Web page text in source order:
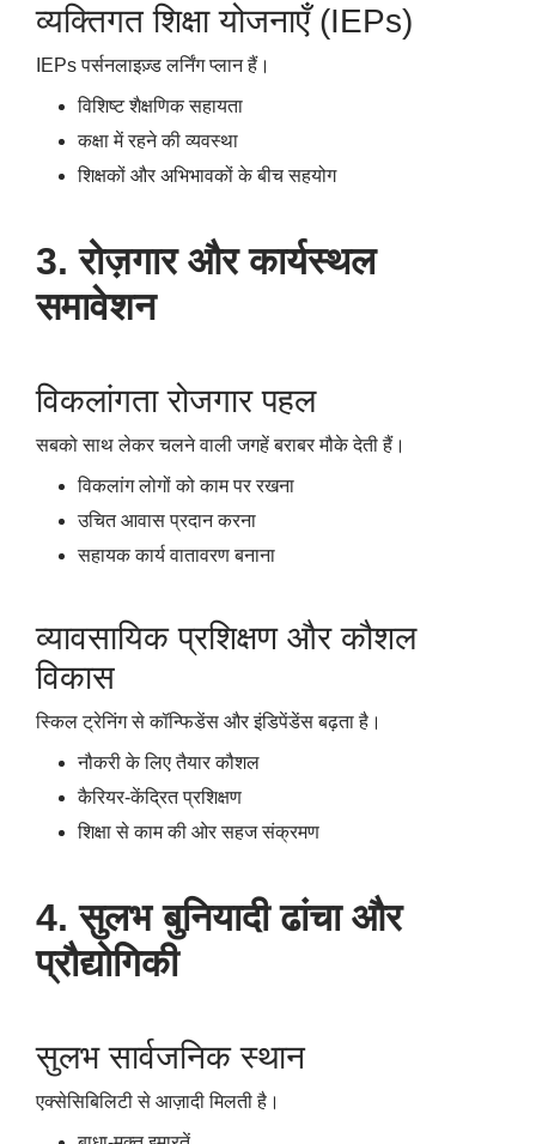
व्यक्तिगत शिक्षा योजनाएँ (IEPs)
IEPs पर्सनलाइज़्ड लर्निंग प्लान हैं।
विशिष्ट शैक्षणिक सहायता
कक्षा में रहने की व्यवस्था
शिक्षकों और अभिभावकों के बीच सहयोग
3. रोज़गार और कार्यस्थल
समावेशन
विकलांगता रोजगार पहल
सबको साथ लेकर चलने वाली जगहें बराबर मौके देती हैं।
विकलांग लोगों को काम पर रखना
उचित आवास प्रदान करना
सहायक कार्य वातावरण बनाना
व्यावसायिक प्रशिक्षण और कौशल
विकास
स्किल ट्रेनिंग से कॉन्फिडेंस और इंडिपेंडेंस बढ़ता है।
नौकरी के लिए तैयार कौशल
कैरियर-केंद्रित प्रशिक्षण
शिक्षा से काम की ओर सहज संक्रमण
4. सुलभ बुनियादी ढांचा और
प्रौद्योगिकी
सुलभ सार्वजनिक स्थान
एक्सेसिबिलिटी से आज़ादी मिलती है।